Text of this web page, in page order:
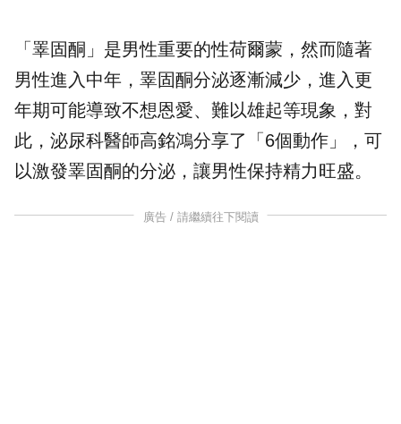
「 睪固酮 」是男性重要的性荷爾蒙，然而隨著
男性進入中年，睪固酮分泌逐漸減少，進入 更
年期可能導致不想恩愛、難以雄起等現象，對
此，泌尿科醫師高銘鴻分享了「6個動作 」，可
以激發睪固酮的分泌，讓男性保持精力旺盛。
廣告 / 請繼續往下閱讀